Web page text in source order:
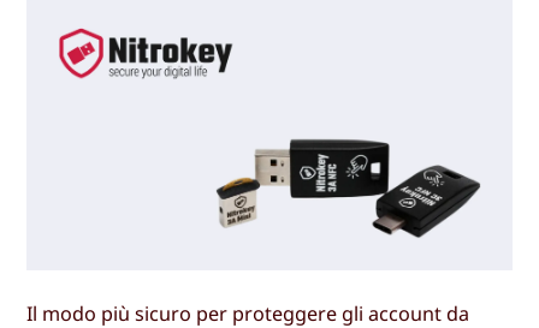
Il modo più sicuro per proteggere gli account da